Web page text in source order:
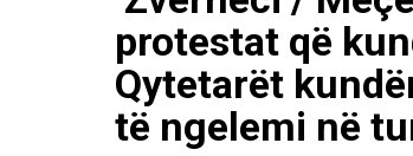
protestat që
Qytetarët
të ngelemi në